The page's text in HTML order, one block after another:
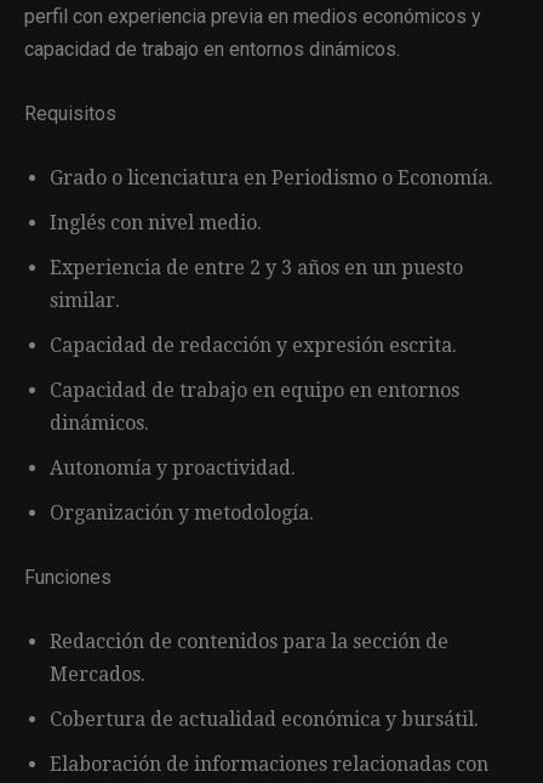
perfil con experiencia previa en medios económicos y
capacidad de trabajo en entornos dinámicos.
Requisitos
Grado o licenciatura en Periodismo o Economía.
Inglés con nivel medio.
Experiencia de entre 2 y 3 años en un puesto
similar.
Capacidad de redacción y expresión escrita.
Capacidad de trabajo en equipo en entornos
dinámicos.
Autonomía y proactividad.
Organización y metodología.
Funciones
Redacción de contenidos para la sección de
Mercados.
Cobertura de actualidad económica y bursátil.
Elaboración de informaciones relacionadas con